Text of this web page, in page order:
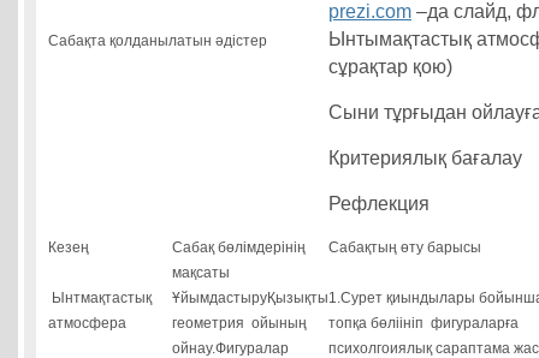
prezi.com –да слайд,
Сабақта қолданылатын әдістер
Ынтымақтастық
сұрақтар қою)
Сыни тұрғыдан
Критериялық бағалау
Рефлекция
Кезең
Сабақ бөлімдерінің
мақсаты
Сабақтың өту барысы
Ынтмақтастық
атмосфера
ҰйымдастыруҚызықты
геометрия ойының
ойнау.Фигуралар
1.Сурет қиындылары
топқа бөліініп фигураларға
психолгоиялық сараптама